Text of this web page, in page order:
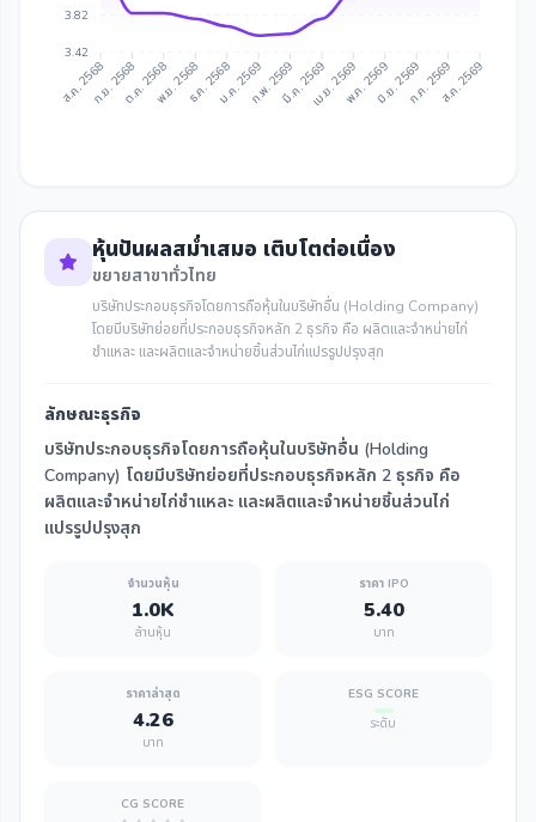
3.82
3.42
ส.ค. 2568ก.ย. 2568ต.ค. 2568พ.ย. 2568ธ.ค. 2568ม.ค. 2569ก.พ. 2569มี.ค. 2569เม.ย. 2569พ.ค. 2569มิ.ย. 2569ก.ค. 2569ส.ค. 2569
หุ้นปันผลสม่ำเสมอ เติบโตต่อเนื่อง
ขยายสาขาทั่วไทย
บริษัทประกอบธุรกิจโดยการถือหุ้นในบริษัทอื่น (Holding Company)
โดยมีบริษัทย่อยที่ประกอบธุรกิจหลัก 2 ธุรกิจ คือ ผลิตและจำหน่ายไก่
ชำแหละ และผลิตและจำหน่ายชิ้นส่วนไก่แปรรูปปรุงสุก
ลักษณะธุรกิจ
บริษัทประกอบธุรกิจโดยการถือหุ้นในบริษัทอื่น (Holding
Company) โดยมีบริษัทย่อยที่ประกอบธุรกิจหลัก 2 ธุรกิจ คือ
ผลิตและจำหน่ายไก่ชำแหละ และผลิตและจำหน่ายชิ้นส่วนไก่
แปรรูปปรุงสุก
จำนวนหุ้น
1.0K
ล้านหุ้น
ราคา IPO
5.40
บาท
ราคาล่าสุด
4.26
บาท
ESG SCORE
ระดับ
CG SCORE